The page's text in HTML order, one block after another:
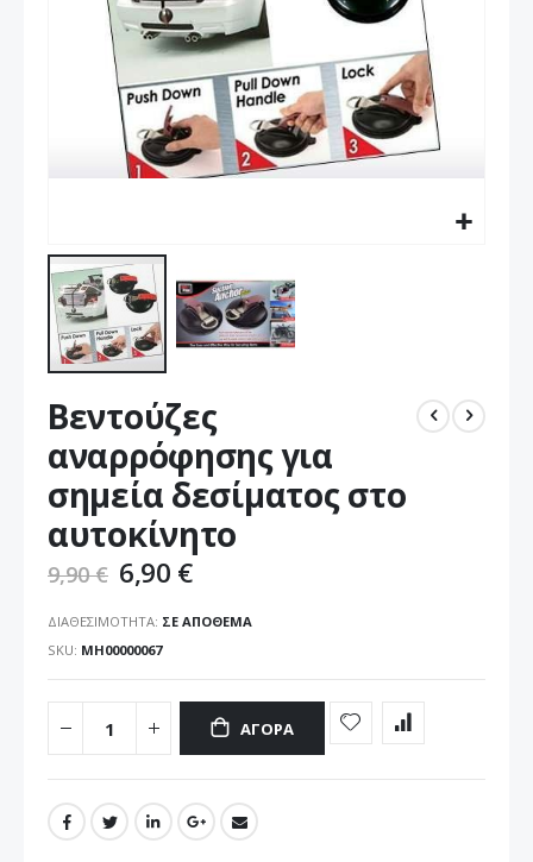
στην
αρχή
της
συλλογής
εικόνων
Βεντούζες
αναρρόφησης για
σημεία δεσίματος στο
αυτοκίνητο
9,90 € 6,90 €
ΔΙΑΘΕΣΙΜΌΤΗΤΑ: ΣΕ ΑΠΌΘΕΜΑ
SKU ΜΗ00000067
ΑΓΟΡΆ